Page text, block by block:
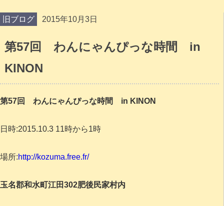
旧ブログ 2015年10月3日
第57回 わんにゃんぴっな時間 in
KINON
第57回 わんにゃんぴっな時間 in KINON
日時:2015.10.3 11時から1時
場所:http://kozuma.free.fr/
玉名郡和水町江田302肥後民家村内